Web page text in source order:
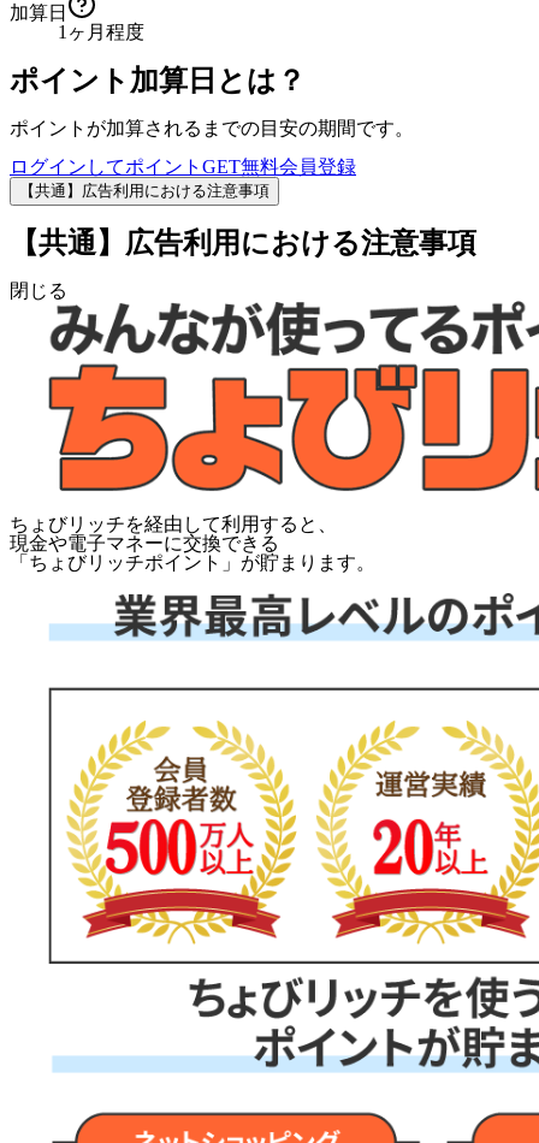
加算日
1ヶ月程度
ポイント加算日とは？
ポイントが加算されるまでの目安の期間です。
ログインしてポイントGET無料会員登録
【共通】広告利用における注意事項
【共通】広告利用における注意事項
閉じる
ちょびリッチを経由して利用すると、
現金や電子マネーに交換できる
「 ちょびリッチポイント 」が貯まります。